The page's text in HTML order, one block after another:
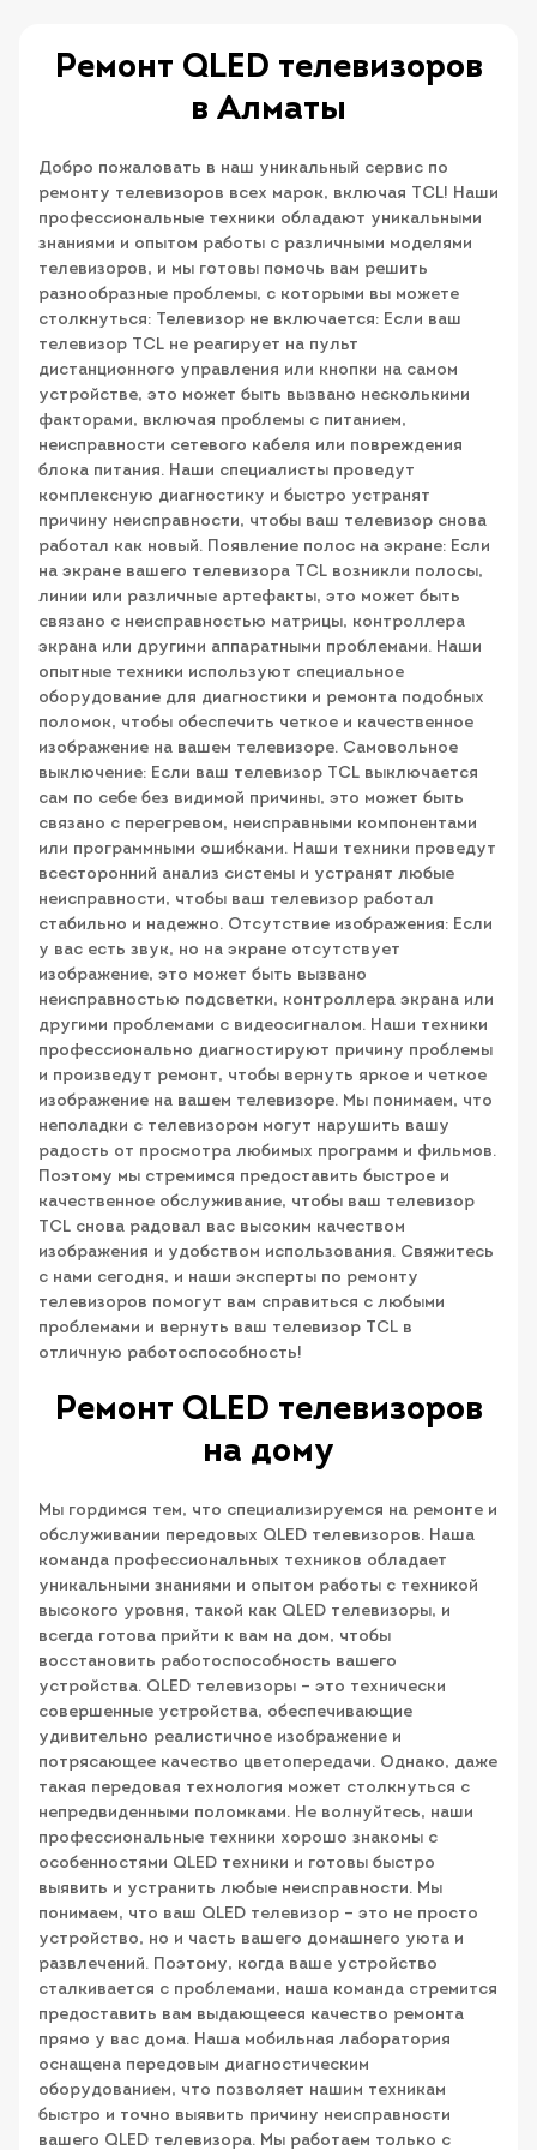
Ремонт QLED телевизоров
в Алматы
Добро пожаловать в наш уникальный сервис по
ремонту телевизоров всех марок, включая TCL! Наши
профессиональные техники обладают уникальными
знаниями и опытом работы с различными моделями
телевизоров, и мы готовы помочь вам решить
разнообразные проблемы, с которыми вы можете
столкнуться: Телевизор не включается: Если ваш
телевизор TCL не реагирует на пульт
дистанционного управления или кнопки на самом
устройстве, это может быть вызвано несколькими
факторами, включая проблемы с питанием,
неисправности сетевого кабеля или повреждения
блока питания. Наши специалисты проведут
комплексную диагностику и быстро устранят
причину неисправности, чтобы ваш телевизор снова
работал как новый. Появление полос на экране: Если
на экране вашего телевизора TCL возникли полосы,
линии или различные артефакты, это может быть
связано с неисправностью матрицы, контроллера
экрана или другими аппаратными проблемами. Наши
опытные техники используют специальное
оборудование для диагностики и ремонта подобных
поломок, чтобы обеспечить четкое и качественное
изображение на вашем телевизоре. Самовольное
выключение: Если ваш телевизор TCL выключается
сам по себе без видимой причины, это может быть
связано с перегревом, неисправными компонентами
или программными ошибками. Наши техники проведут
всесторонний анализ системы и устранят любые
неисправности, чтобы ваш телевизор работал
стабильно и надежно. Отсутствие изображения: Если
у вас есть звук, но на экране отсутствует
изображение, это может быть вызвано
неисправностью подсветки, контроллера экрана или
другими проблемами с видеосигналом. Наши техники
профессионально диагностируют причину проблемы
и произведут ремонт, чтобы вернуть яркое и четкое
изображение на вашем телевизоре. Мы понимаем, что
неполадки с телевизором могут нарушить вашу
радость от просмотра любимых программ и фильмов.
Поэтому мы стремимся предоставить быстрое и
качественное обслуживание, чтобы ваш телевизор
TCL снова радовал вас высоким качеством
изображения и удобством использования. Свяжитесь
с нами сегодня, и наши эксперты по ремонту
телевизоров помогут вам справиться с любыми
проблемами и вернуть ваш телевизор TCL в
отличную работоспособность!
Ремонт QLED телевизоров
на дому
Мы гордимся тем, что специализируемся на ремонте и
обслуживании передовых QLED телевизоров. Наша
команда профессиональных техников обладает
уникальными знаниями и опытом работы с техникой
высокого уровня, такой как QLED телевизоры, и
всегда готова прийти к вам на дом, чтобы
восстановить работоспособность вашего
устройства. QLED телевизоры – это технически
совершенные устройства, обеспечивающие
удивительно реалистичное изображение и
потрясающее качество цветопередачи. Однако, даже
такая передовая технология может столкнуться с
непредвиденными поломками. Не волнуйтесь, наши
профессиональные техники хорошо знакомы с
особенностями QLED техники и готовы быстро
выявить и устранить любые неисправности. Мы
понимаем, что ваш QLED телевизор – это не просто
устройство, но и часть вашего домашнего уюта и
развлечений. Поэтому, когда ваше устройство
сталкивается с проблемами, наша команда стремится
предоставить вам выдающееся качество ремонта
прямо у вас дома. Наша мобильная лаборатория
оснащена передовым диагностическим
оборудованием, что позволяет нашим техникам
быстро и точно выявить причину неисправности
вашего QLED телевизора. Мы работаем только с